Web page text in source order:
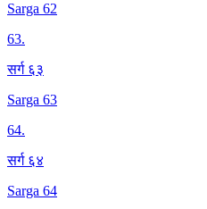
Sarga 62
63.
सर्ग ६३
Sarga 63
64.
सर्ग ६४
Sarga 64